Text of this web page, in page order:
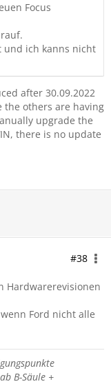
Focus
und ich kanns nicht
after 30.09.2022
the others are having
upgrade the
there is no update
#38
Hardwarerevisionen
Ford nicht alle
B-Säule +